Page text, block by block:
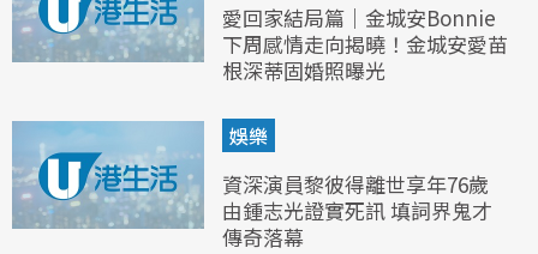
愛回家結局篇｜金城安Bonnie
下周感情走向揭曉！金城安愛苗
根深蒂固婚照曝光
娛樂
資深演員黎彼得離世享年76歲
由鍾志光證實死訊 填詞界鬼才
傳奇落幕